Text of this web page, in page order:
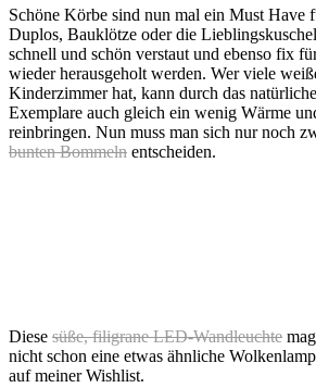
Schöne Körbe sind nun mal ein Must Have
Duplos, Bauklötze oder die
schnell und schön verstaut und ebenso fix
wieder herausgeholt werden. Wer viele
Kinderzimmer hat, kann durch das
Exemplare auch gleich ein wenig Wärme
reinbringen. Nun muss man sich nur noch
bunten Bommeln entscheiden.
Diese süße, filigrane LED-Wandleuchte
nicht schon eine etwas ähnliche
auf meiner Wishlist.